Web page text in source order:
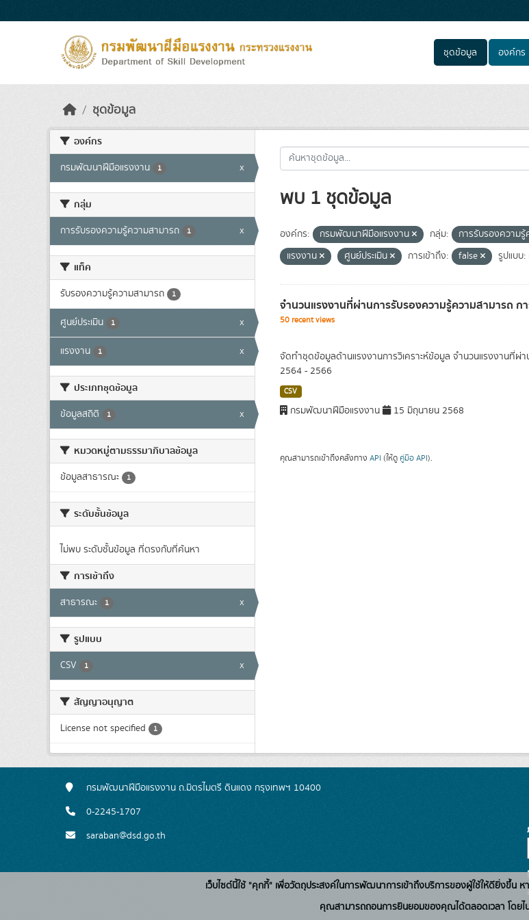
ชุดข้อมูล องค์กร
ชุดข้อมูล
องค์กร
กรมพัฒนาฝีมือแรงงาน 1 x
กลุ่ม
การรับรองความรู้ความสามารถ 1 x
แท็ค
รับรองความรู้ความสามารถ 1
ศูนย์ประเมิน 1 x
แรงงาน 1 x
ประเภทชุดข้อมูล
ข้อมูลสถิติ 1 x
หมวดหมู่ตามธรรมาภิบาลข้อมูล
ข้อมูลสาธารณะ 1
ระดับชั้นข้อมูล
ไม่พบ ระดับชั้นข้อมูล ที่ตรงกับที่ค้นหา
การเข้าถึง
สาธารณะ 1 x
รูปแบบ
CSV 1 x
สัญญาอนุญาต
License not specified 1
พบ 1 ชุดข้อมูล
องค์กร: กรมพัฒนาฝีมือแรงงาน กลุ่ม: การรับรองความ
แรงงาน
ศูนย์ประเมิน การเข้าถึง: false รูปแบบ:
จำนวนแรงงานที่ผ่านการรับรองความรู้ความสามารถ ก
50 recent views
จัดทำชุดข้อมูลด้านแรงงานการวิเคราะห์ข้อมูล จำนวนแรงงานที่ผ่
2564 - 2566
CSV
กรมพัฒนาฝีมือแรงงาน 15 มิถุนายน 2568
คุณสามารถเข้าถึงคลังทาง API (ให้ดู คู่มือ API).
กรมพัฒนาฝีมือแรงงาน ถ.มิตรไมตรี ดินแดง กรุงเทพฯ 10400
0-2245-1707
saraban@dsd.go.th
เว็บไซต์นี้ใช้ "คุกกี้" เพื่อวัตถุประสงค์ในการพัฒนาการเข้าถึงบริการของผู้ใช้ให้ดียิ่งขึ้น
คุณสามารถถอนการยินยอมของคุณได้ตลอดเวลา โดย